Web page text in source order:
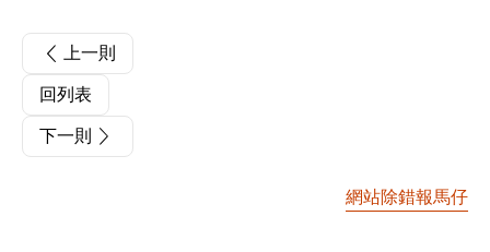
上一則
回列表
下一則
網站除錯報馬仔